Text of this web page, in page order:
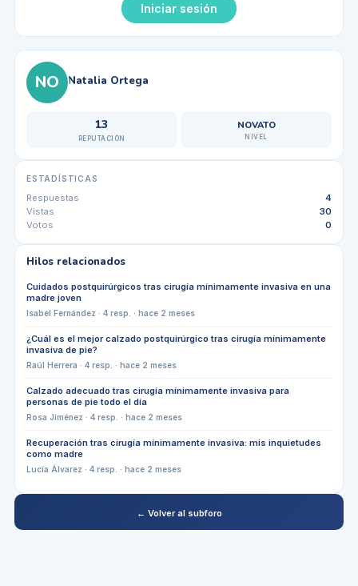
Iniciar sesión
NO Natalia Ortega
13
REPUTACIÓN
NOVATO
NIVEL
ESTADÍSTICAS
Respuestas
4
Vistas
30
Votos
0
Hilos relacionados
Cuidados postquirúrgicos tras cirugía mínimamente invasiva en una
madre joven
Isabel Fernández · 4resp. · hace 2 meses
¿Cuál es el mejor calzado postquirúrgico tras cirugía mínimamente
invasiva de pie?
Raúl Herrera · 4resp. · hace 2 meses
Calzado adecuado tras cirugía mínimamente invasiva para
personas de pie todo el día
Rosa Jiménez · 4resp. · hace 2 meses
Recuperación tras cirugía mínimamente invasiva: mis inquietudes
como madre
Lucía Álvarez · 4resp. · hace 2 meses
← Volver al subforo